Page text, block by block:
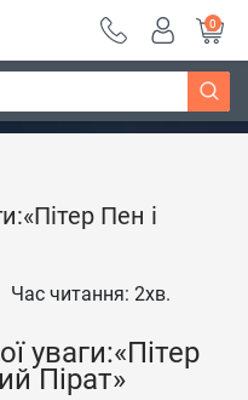
~
Дізнатись більше
0
Пен і
Час читання: 2хв.
уваги:«Пітер
Пірат»